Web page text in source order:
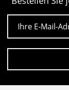
E-Mail